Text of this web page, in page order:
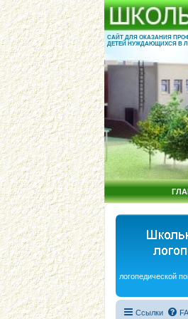
САЙТ ДЛЯ ОКАЗАНИЯ
ДЕТЕЙ НУЖДАЮЩИХСЯ В
логопедической
Ссылки